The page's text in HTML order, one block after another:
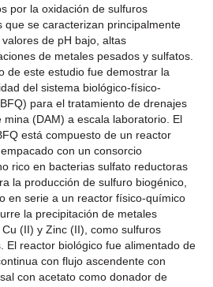
por la oxidación de sulfuros
que se caracterizan principalmente
de pH bajo, altas
de metales pesados y sulfatos.
de este estudio fue demostrar la
del sistema biológico-físico-
para el tratamiento de drenajes
mina (DAM) a escala laboratorio. El
está compuesto de un reactor
con un consorcio
rico en bacterias sulfato reductoras
la producción de sulfuro biogénico,
en serie a un reactor físico-químico
la precipitación de metales
Cu (II) y Zinc (II), como sulfuros
El reactor biológico fue alimentado de
con flujo ascendente con
con acetato como donador de